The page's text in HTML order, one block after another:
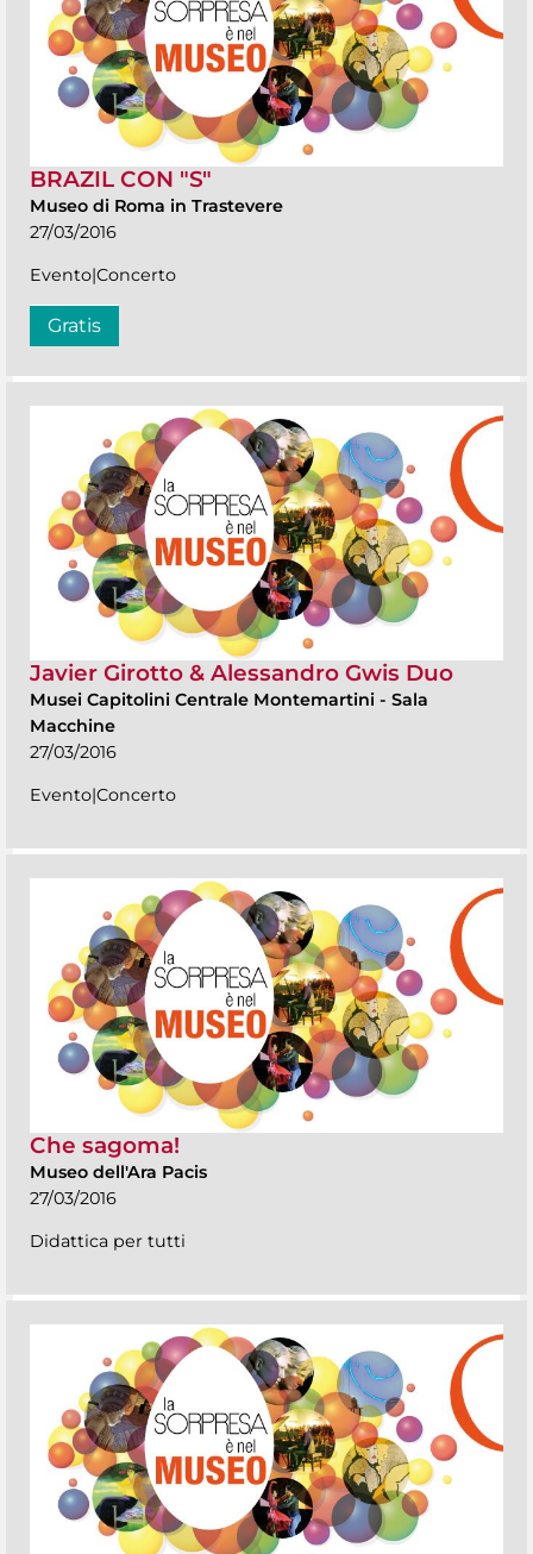
BRAZIL CON "S"
Museo di Roma in Trastevere
27/03/2016
Evento|Concerto
Gratis
Javier Girotto & Alessandro Gwis Duo
Musei Capitolini Centrale Montemartini - Sala
Macchine
27/03/2016
Evento|Concerto
Che sagoma!
Museo dell'Ara Pacis
27/03/2016
Didattica per tutti